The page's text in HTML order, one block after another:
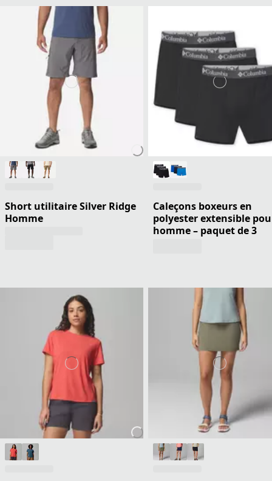
Short utilitaire Silver Ridge
Homme
Caleçons boxeurs en
polyester extensible
homme – paquet de 3